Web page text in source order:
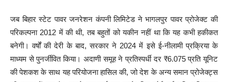
जब बिहार स्टेट पावर जनरेशन कंपनी लिमिटेड ने भागलपुर पावर प्रोजेक्ट की
परिकल्पना 2012 में की थी, तब बहुतों को यकीन नहीं था कि यह कभी हकीकत
बनेगी। वर्षों की देरी के बाद, सरकार ने 2024 में इसे ई-नीलामी प्रक्रिया के
माध्यम से पुनर्जीवित किया। अदाणी समूह ने प्रतिस्पर्धी दर ₹6.075 प्रति यूनिट
की पेशकश के साथ यह परियोजना हासिल की, जो देश के अन्य समान प्रोजेक्ट्स